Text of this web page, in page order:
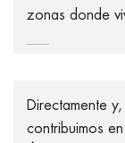
zonas donde
Directamente
contribuimos